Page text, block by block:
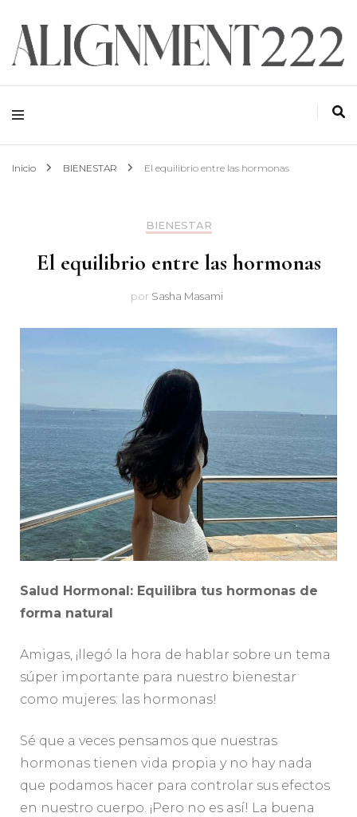
ALIGNMENT 222
Inicio BIENESTAR El equilibrio entre las hormonas
BIENESTAR
El equilibrio entre las hormonas
por Sasha Masami
Salud Hormonal: Equilibra tus hormonas de
forma natural
Amigas, ¡llegó la hora de hablar sobre un tema
súper importante para nuestro bienestar
como mujeres: las hormonas!
Sé que a veces pensamos que nuestras
hormonas tienen vida propia y no hay nada
que podamos hacer para controlar sus efectos
en nuestro cuerpo. ¡Pero no es así! La buena